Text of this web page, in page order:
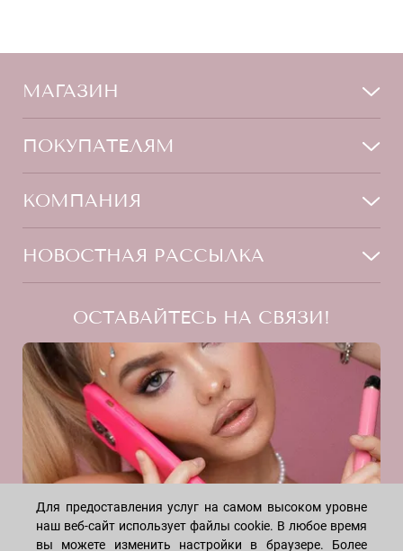
МАГАЗИН
Лицо
Для дома
ПОКУПАТЕЛЯМ
Способы оплаты
Скидки
КОМПАНИЯ
О нас
Договор оферты
Политика конфиденциальности
Реквизиты
Отзывы
НОВОСТНАЯ РАССЫЛКА
Даю согласие на рекламную рассылку
ОСТАВАЙТЕСЬ НА СВЯЗИ!
Для предоставления услуг на самом высоком уровне
наш веб-сайт использует файлы cookie. В любое время
вы можете изменить настройки в браузере. Более